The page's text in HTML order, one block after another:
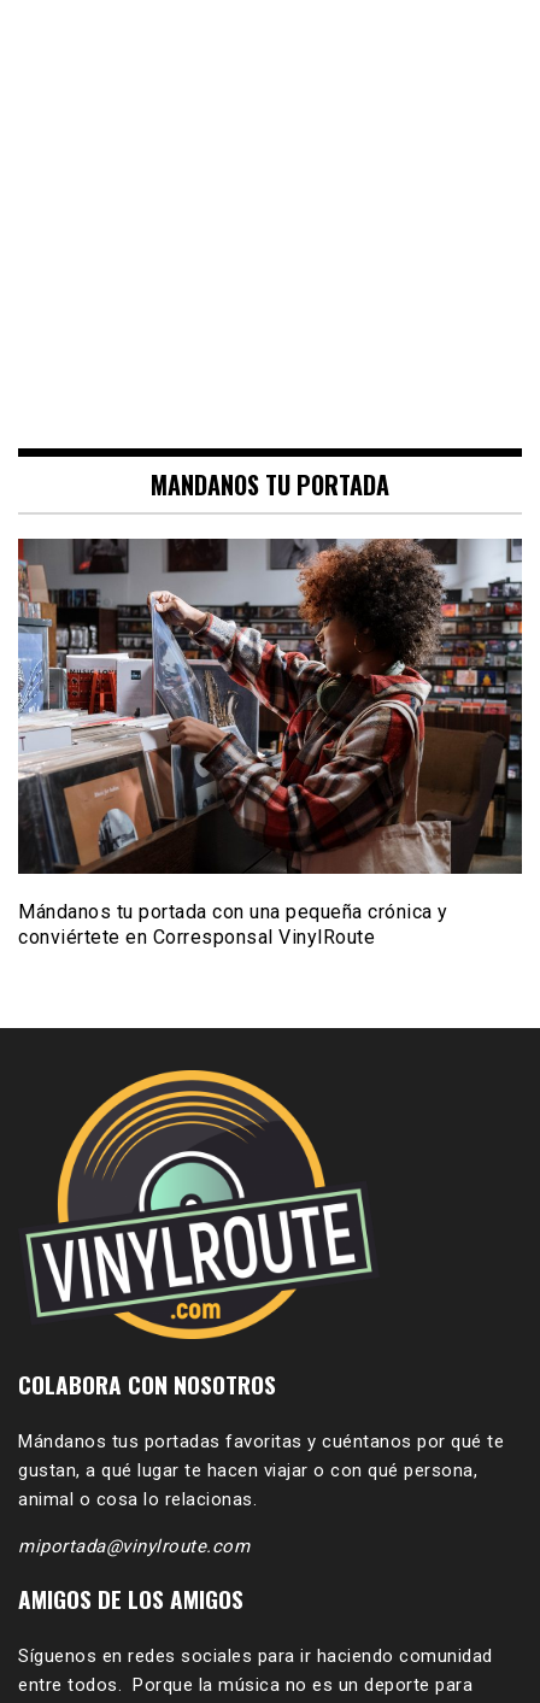
MANDANOS TU PORTADA
Mándanos tu portada con una pequeña crónica y
conviértete en Corresponsal VinylRoute
COLABORA CON NOSOTROS
Mándanos tus portadas favoritas y cuéntanos por qué te
gustan, a qué lugar te hacen viajar o con qué persona,
animal o cosa lo relacionas.
miportada@vinylroute.com
AMIGOS DE LOS AMIGOS
Síguenos en redes sociales para ir haciendo comunidad
entre todos. Porque la música no es un deporte para